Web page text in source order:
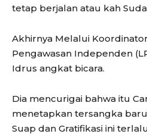
tetap berjalan atau kah
Akhirnya Melalui
Pengawasan Independen
Idrus angkat bicara.
Dia mencurigai bahwa itu
menetapkan tersangka
Suap dan Gratifikasi ini